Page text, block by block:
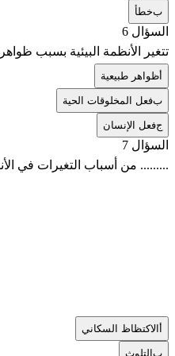
بخطأ
السؤال 6
تتغير الأنظمة البيئية بسبب
أظواهر طبيعية
بفعل المخلوقات الحية
جفعل الإنسان
السؤال 7
......... من أسباب التغيرات في
أ الاكتظاظ السكاني
ب التلوث